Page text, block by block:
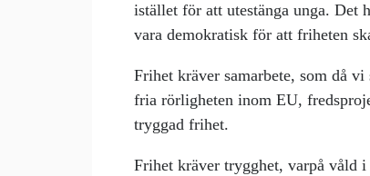
istället för att utestänga unga. Det
vara demokratisk för att friheten
Frihet kräver samarbete, som då
fria rörligheten inom EU,
tryggad frihet.
Frihet kräver trygghet, varpå våld